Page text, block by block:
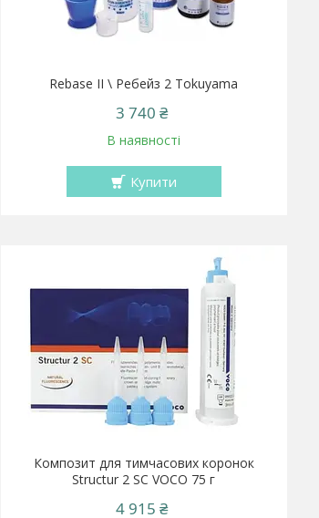
Rebase II \ Ребейз 2 Tokuyama
3 740 ₴
В наявності
Купити
Композит для тимчасових коронок
Structur 2 SC VOCO 75 г
4 915 ₴